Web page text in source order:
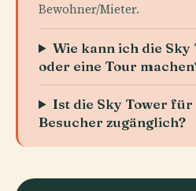
Bewohner/Mieter.
Wie kann ich die Sky
oder eine Tour
Ist die Sky Tower
Besucher zugänglich?